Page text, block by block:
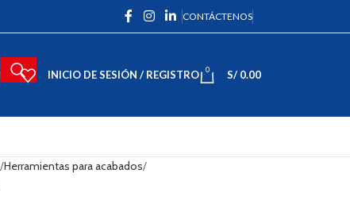
CONTÁCTENOS
INICIO DE SESIÓN / REGISTRO 0 S/ 0.00
Herramientas para acabados